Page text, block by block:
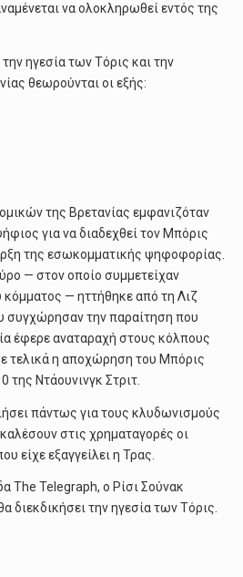
να ολοκληρωθεί εντός της
ηγεσία των Τόρις και την
θεωρούνται οι εξής:
της Βρετανίας εμφανιζόταν
για να διαδεχθεί τον Μπόρις
της εσωκομματικής ψηφοφορίας.
— στον οποίο συμμετείχαν
— ηττήθηκε από τη Λιζ
συγχώρησαν την παραίτηση που
έφερε αναταραχή στους κόλπους
τελικά η αποχώρηση του Μπόρις
της Ντάουνινγκ Στριτ.
πάντως για τους κλυδωνισμούς
στις χρηματαγορές οι
είχε εξαγγείλει η Τρας.
The Telegraph, ο Ρίσι Σούνακ
διεκδικήσει την ηγεσία των Τόρις.